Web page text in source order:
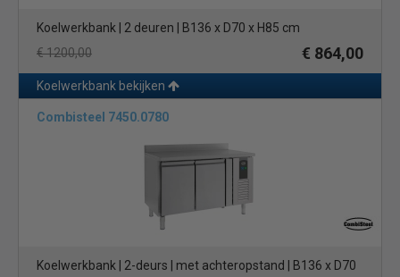
Koelwerkbank | 2 deuren | B136 x D70 x H85 cm
€ 1200,00
€ 864,00
Koelwerkbank bekijken
Combisteel 7450.0780
Koelwerkbank | 2-deurs | met achteropstand | B136 x D70